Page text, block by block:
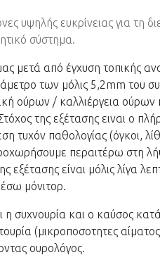
υψηλής ευκρίνειας για τη
σύστημα.
μετά από έγχυση τοπικής
των μόλις 5,2mm του
ούρων / καλλιέργεια ούρων
της εξέτασης ειναι ο
τυχόν παθολογίας (όγκοι,
περαιτέρω στη
εξέτασης είναι μόλις λίγα
μόνιτορ.
συχνουρία και ο καύσος
(μικροποσοτητες
ουρολόγος.